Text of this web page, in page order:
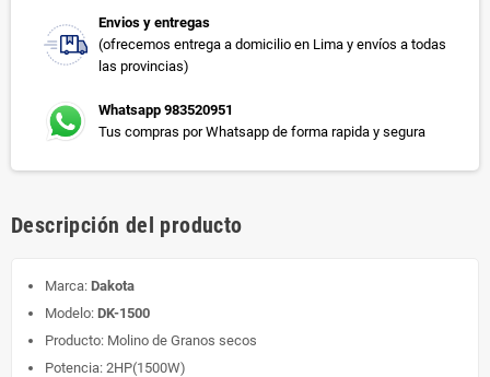
Envios y entregas
(ofrecemos entrega a domicilio en Lima y envíos a todas
las provincias)
Whatsapp 983520951
Tus compras por Whatsapp de forma rapida y segura
Descripción del producto
Marca: Dakota
Modelo: DK-1500
Producto: Molino de Granos secos
Potencia: 2HP(1500W)